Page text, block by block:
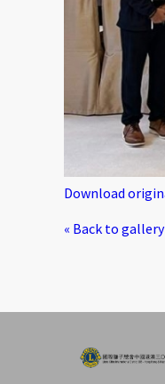
Download
« Back to gallery